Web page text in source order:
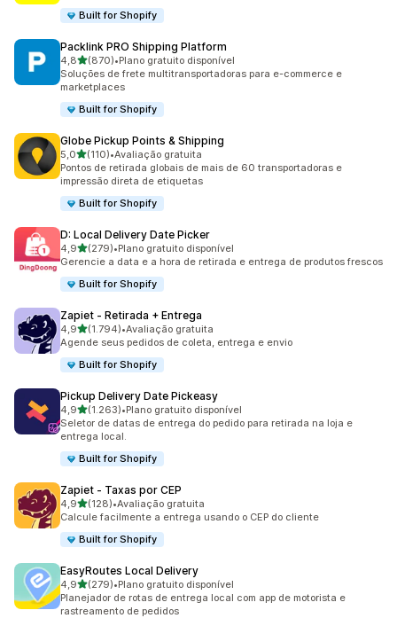
Built for Shopify
Packlink PRO Shipping Platform
4,8de 5 estrelas
(870)
870 avaliações ao todo
•Plano gratuito disponível
Soluções de frete multitransportadoras para e-commerce e
marketplaces
Built for Shopify
Globe Pickup Points & Shipping
5,0de 5 estrelas
(110)
110 avaliações ao todo
•Avaliação gratuita
Pontos de retirada globais de mais de 60 transportadoras e
impressão direta de etiquetas
Built for Shopify
D: Local Delivery Date Picker
4,9de 5 estrelas
(279)
279 avaliações ao todo
•Plano gratuito disponível
Gerencie a data e a hora de retirada e entrega de produtos frescos
Built for Shopify
Zapiet ‑ Retirada + Entrega
4,9de 5 estrelas
(1.794)
1794 avaliações ao todo
•Avaliação gratuita
Agende seus pedidos de coleta, entrega e envio
Built for Shopify
Pickup Delivery Date Pickeasy
4,9de 5 estrelas
(1.263)
1263 avaliações ao todo
•Plano gratuito disponível
Seletor de datas de entrega do pedido para retirada na loja e
entrega local.
Built for Shopify
Zapiet ‑ Taxas por CEP
4,9de 5 estrelas
(128)
128 avaliações ao todo
•Avaliação gratuita
Calcule facilmente a entrega usando o CEP do cliente
Built for Shopify
EasyRoutes Local Delivery
4,9de 5 estrelas
(279)
279 avaliações ao todo
•Plano gratuito disponível
Planejador de rotas de entrega local com app de motorista e
rastreamento de pedidos